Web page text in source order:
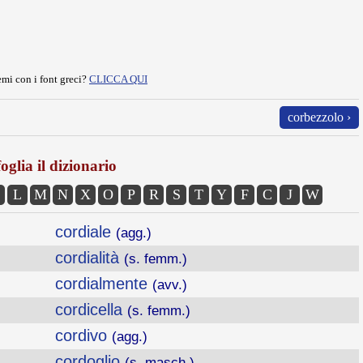
con i font greci? CLICCA QUI
corbezzolo ›
il dizionario
L M N X O P R S T Y F C J W
cordiale (agg.)
cordialità (s. femm.)
cordialmente (avv.)
cordicella (s. femm.)
cordivo (agg.)